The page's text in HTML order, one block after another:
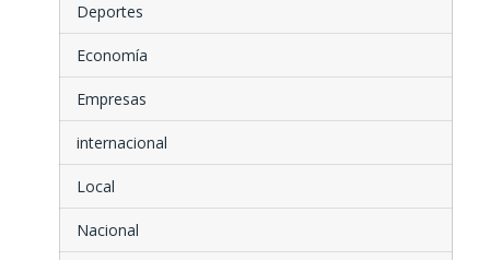
Deportes
Economía
Empresas
internacional
Local
Nacional